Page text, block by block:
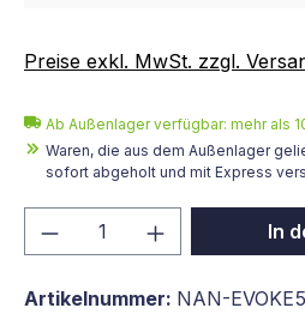
Preise exkl. MwSt. zzgl.
Ab Außenlager verfügbar: mehr als
Waren, die aus dem Außenlager
sofort abgeholt und mit Express
Produkt Anzahl: Gib
In
Artikelnummer: NAN-